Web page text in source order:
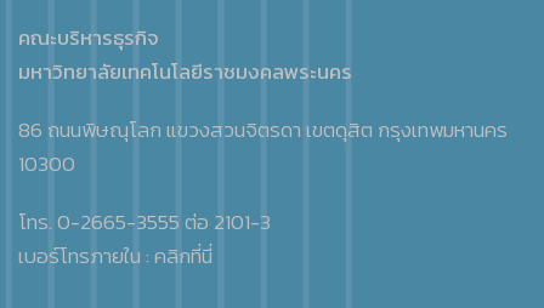
คณะบริหารธุรกิจ
มหาวิทยาลัยเทคโนโลยีราชมงคลพระนคร
86 ถนนพิษณุโลก แขวงสวนจิตรดา เขตดุสิต กรุงเทพมหานคร
10300
โทร. 0-2665-3555 ต่อ 2101-3
เบอร์โทรภายใน :คลิกที่นี่